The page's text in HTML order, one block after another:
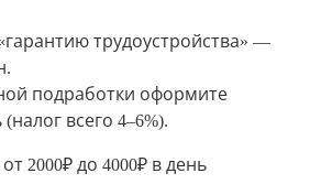
трудоустройства» —
подработки оформите
всего 4–6%).
2000₽ до 4000₽ в день